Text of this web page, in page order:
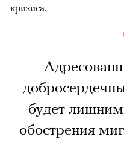
кризиса.
будет
обострения